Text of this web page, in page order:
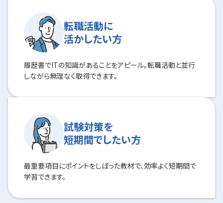
転職活動に
活かしたい方
履歴書でITの知識があることをアピール。転職活動と並行
しながら無理なく取得できます。
試験対策を
短期間でしたい方
最重要項目にポイントをしぼった教材で、効率よく短期間で
学習できます。